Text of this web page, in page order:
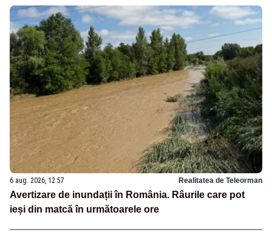
6 aug. 2026, 12:57 Realitatea de Teleorman
Avertizare de inundații în România. Râurile care pot
ieși din matcă în următoarele ore